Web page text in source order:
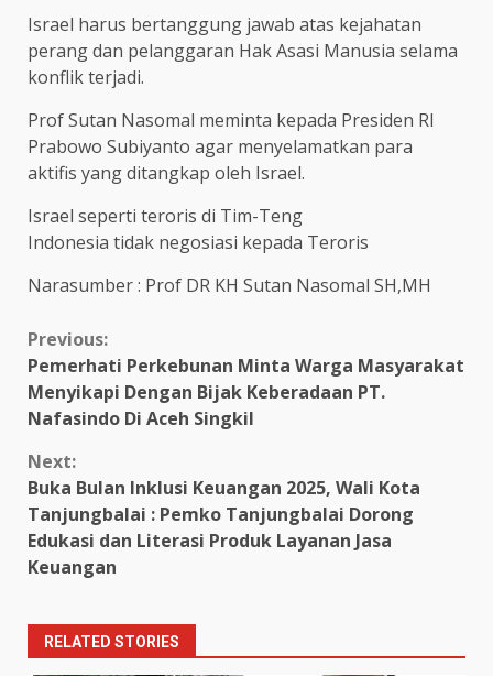
Israel harus bertanggung jawab atas kejahatan
perang dan pelanggaran Hak Asasi Manusia selama
konflik terjadi.
Prof Sutan Nasomal meminta kepada Presiden RI
Prabowo Subiyanto agar menyelamatkan para
aktifis yang ditangkap oleh Israel.
Israel seperti teroris di Tim-Teng
Indonesia tidak negosiasi kepada Teroris
Narasumber : Prof DR KH Sutan Nasomal SH,MH
Continue
Reading
Previous:
Pemerhati Perkebunan Minta Warga Masyarakat
Menyikapi Dengan Bijak Keberadaan PT.
Nafasindo Di Aceh Singkil
Next:
Buka Bulan Inklusi Keuangan 2025, Wali Kota
Tanjungbalai : Pemko Tanjungbalai Dorong
Edukasi dan Literasi Produk Layanan Jasa
Keuangan
RELATED STORIES